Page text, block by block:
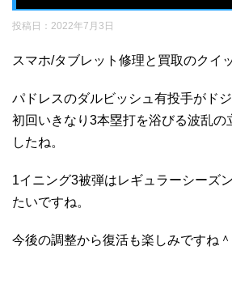
投稿日： 2022年7月3日
スマホ/タブレット修理と買取のクイ
パドレスのダルビッシュ有投手がド
初回いきなり3本塁打を浴びる波乱の
したね。
1イニング3被弾はレギュラーシーズ
たいですね。
今後の調整から復活も楽しみですね＾